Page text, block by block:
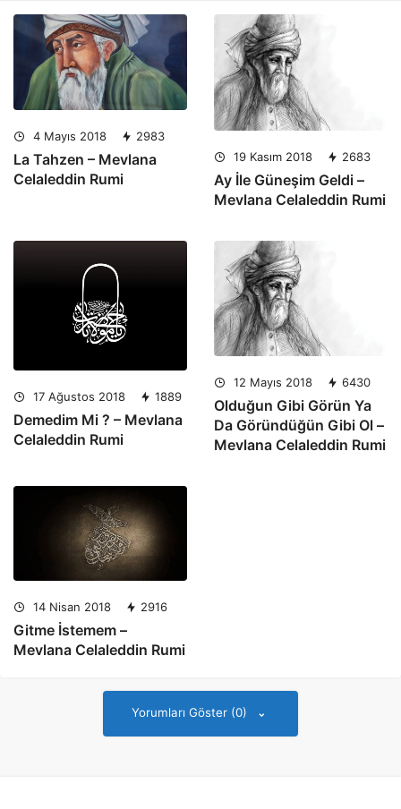
4 Mayıs 2018 2983
La Tahzen – Mevlana
Celaleddin Rumi
19 Kasım 2018 2683
Ay İle Güneşim Geldi –
Mevlana Celaleddin Rumi
17 Ağustos 2018 1889
Demedim Mi ? – Mevlana
Celaleddin Rumi
12 Mayıs 2018 6430
Olduğun Gibi Görün Ya
Da Göründüğün Gibi Ol –
Mevlana Celaleddin Rumi
14 Nisan 2018 2916
Gitme İstemem –
Mevlana Celaleddin Rumi
Yorumları Göster (0)